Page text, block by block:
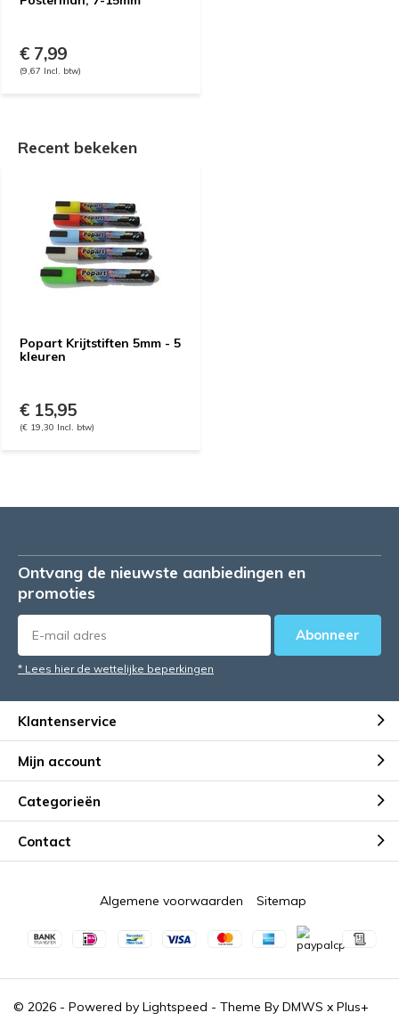
€ 7,99
(9,67 Incl. btw)
Recent bekeken
Popart Krijtstiften 5mm - 5
kleuren
€ 15,95
(€ 19,30 Incl. btw)
Ontvang de nieuwste aanbiedingen en
promoties
Abonneer
* Lees hier de wettelijke beperkingen
Klantenservice
Mijn account
Categorieën
Contact
© 2026 - Powered by Lightspeed - Theme By DMWS x Plus+
Algemene voorwaarden Sitemap